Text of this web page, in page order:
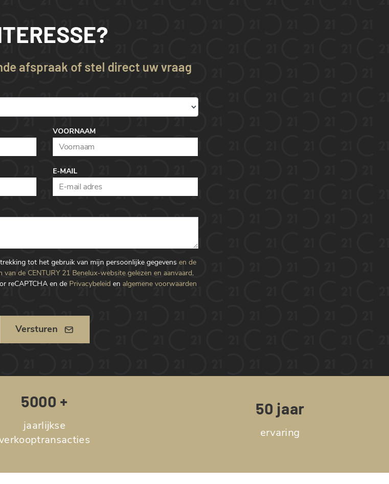
afspraak of stel direct uw vraag
VOORNAAM
E-MAIL
tot het gebruik van mijn persoonlijke gegevens en de
de CENTURY 21 Benelux-website gelezen en aanvaard.
reCAPTCHA en de Privacybeleid en algemene voorwaarden
Versturen
5000 +
jaarlijkse
50 jaar
ervaring